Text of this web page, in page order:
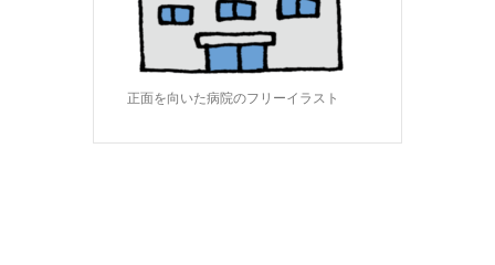
正面を向いた病院のフリーイラスト